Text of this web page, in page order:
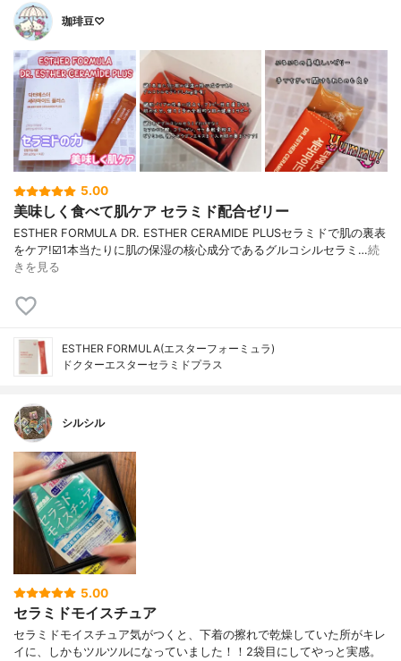
珈琲豆♡
5.00
美味しく食べて肌ケア セラミド配合ゼリー
ESTHER FORMULA DR. ESTHER CERAMIDE PLUSセラミドで肌の裏表
をケア!☑️1本当たりに肌の保湿の核心成分であるグルコシルセラミ…続
きを見る
ESTHER FORMULA(エスターフォーミュラ)
ドクターエスターセラミドプラス
シルシル
5.00
セラミドモイスチュア
セラミドモイスチュア気がつくと、下着の擦れで乾燥していた所がキレ
イに、しかもツルツルになっていました！！2袋目にしてやっと実感。